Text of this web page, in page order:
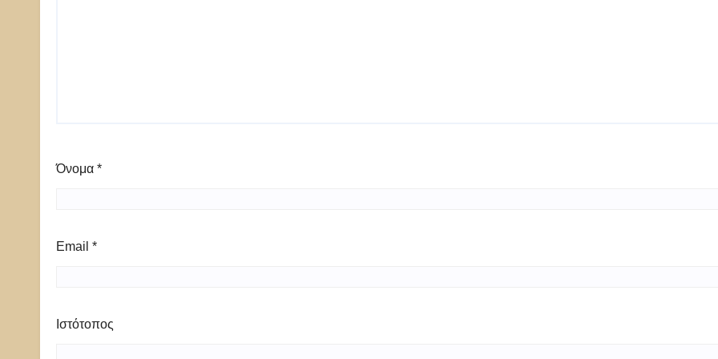
Όνομα *
Email *
Ιστότοπος